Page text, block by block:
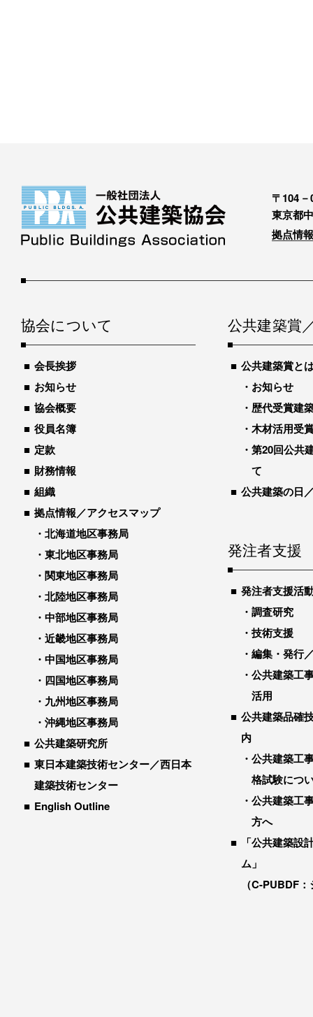
〒104－
東京都
拠点情
協会について
会長挨拶
お知らせ
協会概要
役員名簿
定款
財務情報
組織
拠点情報／アクセスマップ
北海道地区事務局
東北地区事務局
関東地区事務局
北陸地区事務局
中部地区事務局
近畿地区事務局
中国地区事務局
四国地区事務局
九州地区事務局
沖縄地区事務局
公共建築研究所
東日本建築技術センター／西日本
建築技術センター
English Outline
公共建築賞
公共建築賞と
お知らせ
歴代受賞建
木材活用受
第20回公共
て
公共建築の日
発注者支援
発注者支援活
調査研究
技術支援
編集・発行
公共建築工
活用
公共建築品確
内
公共建築工
格試験につ
公共建築工
方へ
「公共建築設
ム」
（C-PUBDF